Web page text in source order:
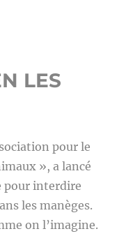
LES
pour le
», a lancé
pour interdire
les manèges.
on l’imagine.